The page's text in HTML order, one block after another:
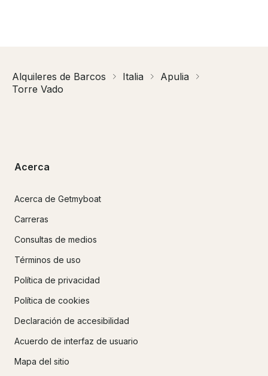
Alquileres de Barcos Italia
Apulia
Torre Vado
Acerca
Acerca de Getmyboat
Carreras
Consultas de medios
Términos de uso
Política de privacidad
Política de cookies
Declaración de accesibilidad
Acuerdo de interfaz de usuario
Mapa del sitio